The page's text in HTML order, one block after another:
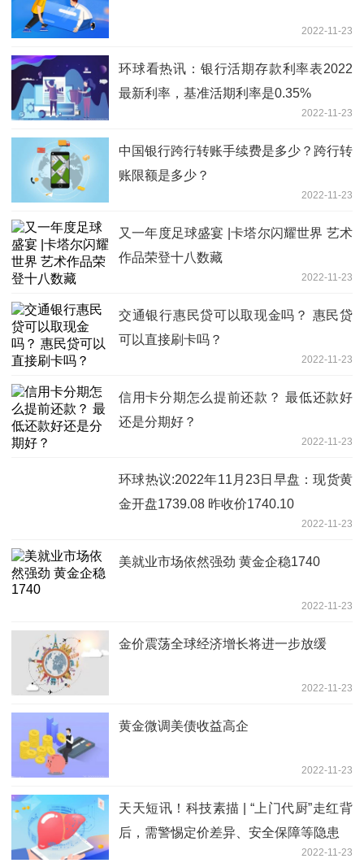
2022-11-23
环球看热讯：银行活期存款利率表2022
最新利率，基准活期利率是0.35%
2022-11-23
中国银行跨行转账手续费是多少？跨行转
账限额是多少？
2022-11-23
又一年度足球盛宴 |卡塔尔闪耀世界 艺术
作品荣登十八数藏
2022-11-23
交通银行惠民贷可以取现金吗？ 惠民贷
可以直接刷卡吗？
2022-11-23
信用卡分期怎么提前还款？ 最低还款好
还是分期好？
2022-11-23
环球热议:2022年11月23日早盘：现货黄
金开盘1739.08 昨收价1740.10
2022-11-23
美就业市场依然强劲 黄金企稳1740
2022-11-23
金价震荡全球经济增长将进一步放缓
2022-11-23
黄金微调美债收益高企
2022-11-23
天天短讯！科技素描 | “上门代厨”走红背
后，需警惕定价差异、安全保障等隐患
2022-11-23